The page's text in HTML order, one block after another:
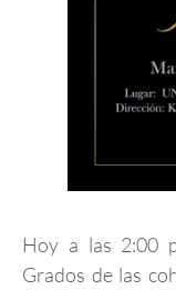
Hoy a las 2:00
Grados de las